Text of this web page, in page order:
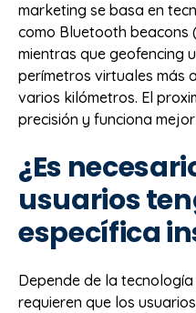
marketing se basa en
como Bluetooth beacons
mientras que geofencing
perímetros virtuales más
varios kilómetros. El
precisión y funciona
¿Es
usuarios
específica
Depende de la
requieren que los